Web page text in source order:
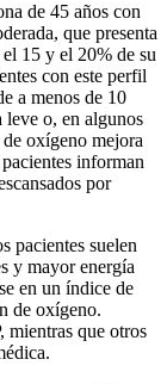
de 45 años con
que presenta
15 y el 20% de su
con este perfil
a menos de 10
leve o, en algunos
oxígeno mejora
informan
por
pacientes suelen
y mayor energía
en un índice de
de oxígeno.
mientras que otros